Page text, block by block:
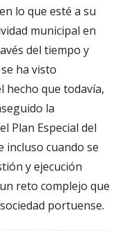
lo que esté a su
municipal en
del tiempo y
ha visto
hecho que todavía,
la
Plan Especial del
incluso cuando se
y ejecución
reto complejo que
portuense.